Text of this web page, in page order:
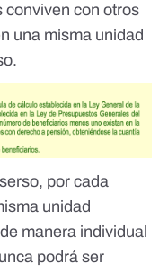
conviven con otros
una misma unidad
por cada
unidad
manera individual
podrá ser